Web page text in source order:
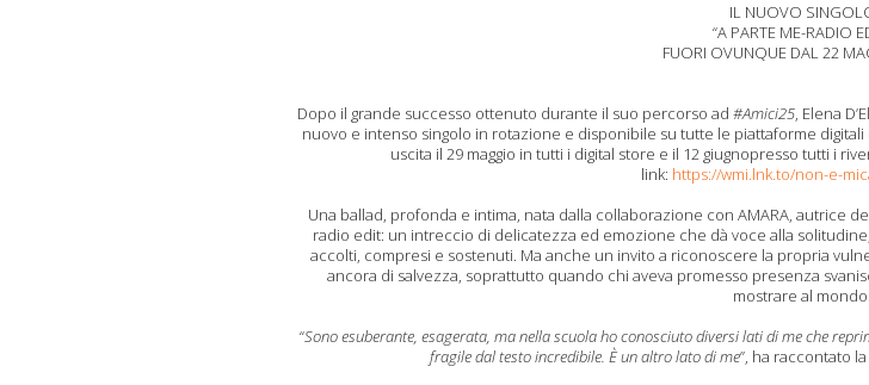
IL NUOVO
“A PARTE ME-RADIO
FUORI OVUNQUE DAL 22
Dopo il grande successo ottenuto durante il suo percorso ad #Amici25, Elena
nuovo e intenso singolo in rotazione e disponibile su tutte le piattaforme digitali
uscita il 29 maggio in tutti i digital store e il 12 giugnopresso tutti i
link: https://wmi.lnk.to/non-e-
Una ballad, profonda e intima, nata dalla collaborazione con AMARA, autrice
radio edit: un intreccio di delicatezza ed emozione che dà voce alla
accolti, compresi e sostenuti. Ma anche un invito a riconoscere la propria
ancora di salvezza, soprattutto quando chi aveva promesso presenza
mostrare al mondo.
“Sono esuberante, esagerata, manella scuola ho conosciuto diversi lati di me che
fragile dal testo incredibile. Èunaltrolato di me”, ha raccontato